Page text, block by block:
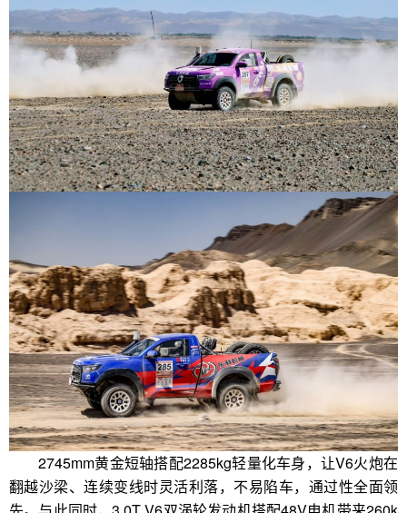
2745mm黄金短轴搭配2285kg轻量化车身，让V6火炮在
翻越沙梁、连续变线时灵活利落，不易陷车，通过性全面领